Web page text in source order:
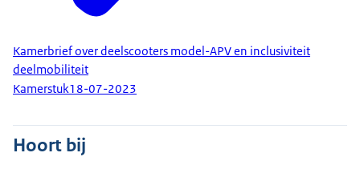
Kamerbrief over deelscooters model-APV en inclusiviteit
deelmobiliteit
Kamerstuk18-07-2023
Hoort bij